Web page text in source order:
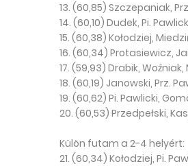
13. (60,85) Szczepaniak,
14. (60,10) Dudek, Pi.
15. (60,38) Kołodziej,
16. (60,34) Protasiewicz,
17. (59,93) Drabik,
18. (60,19) Janowski, Prz.
19. (60,62) Pi. Pawlicki,
20. (60,53) Przedpełski,
Külön futam a 2-4 helyért:
21. (60,34) Kołodziej, Pi.